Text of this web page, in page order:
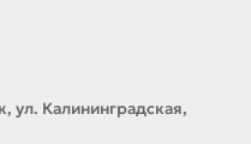
ул. Калининградская,